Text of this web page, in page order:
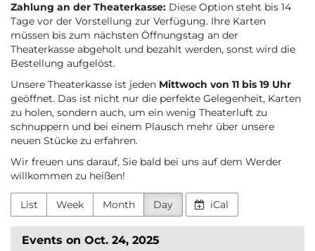
Zahlung an der Theaterkasse: Diese Option steht bis 14
Tage vor der Vorstellung zur Verfügung. Ihre Karten
müssen bis zum nächsten Öffnungstag an der
Theaterkasse abgeholt und bezahlt werden, sonst wird die
Bestellung aufgelöst.
Unsere Theaterkasse ist jeden Mittwoch von 11 bis 19 Uhr
geöffnet. Das ist nicht nur die perfekte Gelegenheit, Karten
zu holen, sondern auch, um ein wenig Theaterluft zu
schnuppern und bei einem Plausch mehr über unsere
neuen Stücke zu erfahren.
Wir freuen uns darauf, Sie bald bei uns auf dem Werder
willkommen zu heißen!
List Week Month Day iCal
Events on Oct. 24, 2025